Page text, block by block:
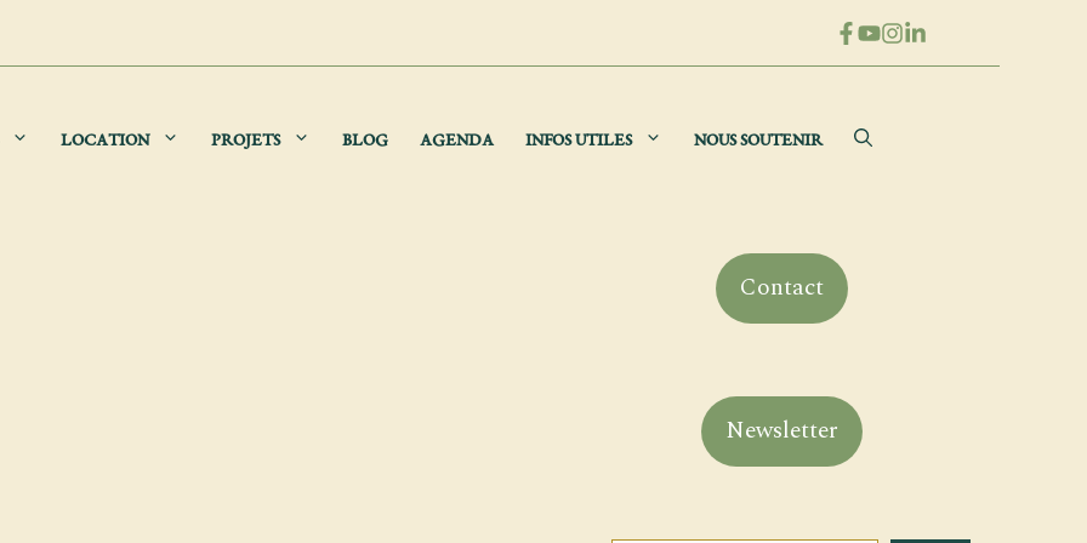
LOCATION PROJETS BLOG AGENDA INFOS UTILES NOUS SOUTENIR
Contact
Newsletter